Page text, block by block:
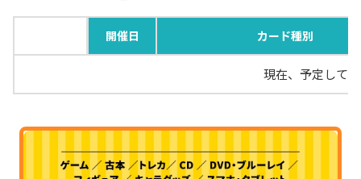
開催日 カード種別
現在、予定して